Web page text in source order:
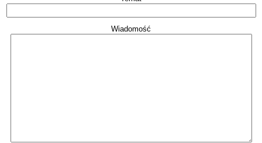
Wiadomość